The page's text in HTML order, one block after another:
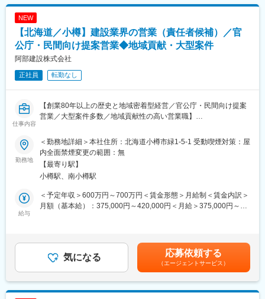
駅、保原駅、会津若松駅、原ノ町駅、山陽網干駅、三木駅(神戸電
駅、大山駅(東京都)、モレラ岐阜駅、千歳駅(北海道)、卸町駅(宮城
県)、伏屋駅、吉塚駅、伊予三島駅、友部駅、花崎駅、偕楽園駅、
守谷駅、ゆめみ野駅、北春日部駅、上星川駅、善行駅、三崎口
駅、内宿駅、柏の葉キャンパス駅、岩瀬駅、古河駅、鶴瀬駅、東
武動物公園駅、上板橋駅、本厚木駅、亀戸水神駅、東千葉駅、高
田駅(神奈川県)、向ケ丘遊園駅、北山田駅(神奈川県)、西武柳沢
駅、川和町駅、雀宮駅、岡本駅(栃木県)、木更津駅、北松戸駅、武
里駅、栗橋駅、樅山駅、湯河原駅、松戸駅、東富岡駅、新鹿沼
駅、楡木駅、原木中山駅、東林間駅、東武宇都宮駅、秩父駅、小
駅、新守谷駅、流山おおたかの森駅、南柏駅、明大前駅、塚原
駅、瀬谷駅、北茅ケ崎駅、千葉ニュータウン中央駅、柏駅、西小
泉駅、公津の杜駅、八街駅、茂原駅、牛浜駅、藤沢駅、雑色駅、
西立川駅、北八王子駅、三鷹駅、曳舟駅、西葛西駅、逗子駅、宮
辺駅、中野坂上駅、広電廿日市駅、安芸駅、土佐山田駅、大阪空
港駅(大阪モノレール)、狛江駅、芳賀台駅、学園前駅(奈良県)、上
川駅、逗子・葉山駅、宮前平駅、並木中央駅、西新宿五丁目駅、
山陽女学園前駅、球場前駅(高知県)、大江橋駅、宇都宮駅東口駅
NEW
【北海道／小樽】建設業界の営業（責任者候補）／官
公庁・民間向け提案営業◆地域貢献・大型案件
阿部建設株式会社
正社員 転勤なし
仕事内容
【創業80年以上の歴史と地域密着型経営／官公庁・民間向け提案
営業／大型案件多数／地域貢献性の高い営業職】
土木・建築工事を中心に不動産事業や建築資材販売も展開する総
合建設会社である同社にて営業部門の責任者候補として、営業戦
略の立案から組織づくり、重要顧客への提案まで幅広くお任せし
ます。
プレイヤーとして第一線で活躍しながら、営業部門全体を牽引す
るリーダーとして組織づくりにも携わっていただきます。
単なるモノ売りではなく、「この地域にどんな建物やインフラが
公庁担当者との折衝を通じて、これまで培った営業経験やマネジ
メント経験を存分に発揮できる環境です。
勤務地
＜勤務地詳細＞本社住所：北海道小樽市緑1-5-1 受動喫煙対策：屋
内全面禁煙変更の範囲：無
【最寄り駅】
小樽駅、南小樽駅
給与
＜予定年収＞600万円～700万円＜賃金形態＞月給制＜賃金内訳＞
月額（基本給）：375,000円～420,000円＜月給＞375,000円～
可能性があります。月給(月額)は固定手当を含めた表記です。
気になる 応募依頼する
（エージェントサービス）